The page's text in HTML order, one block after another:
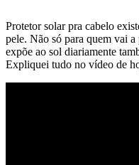
Protetor solar pra cabelo
pele. Não só para quem vai
expõe ao sol diariamente
Expliquei tudo no vídeo de